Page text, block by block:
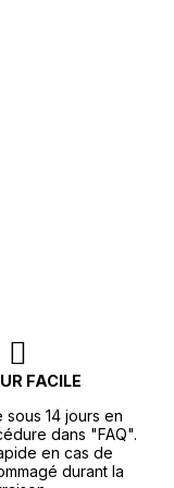
FACILE
sous 14 jours en
dans "FAQ".
en cas de
durant la